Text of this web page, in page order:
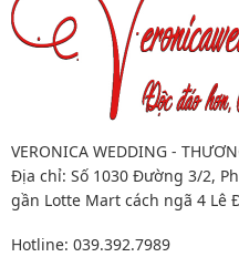
VERONICA WEDDING -
Địa chỉ: Số 1030 Đường 3/2,
gần Lotte Mart cách ngã 4 Lê
Hotline: 039.392.7989